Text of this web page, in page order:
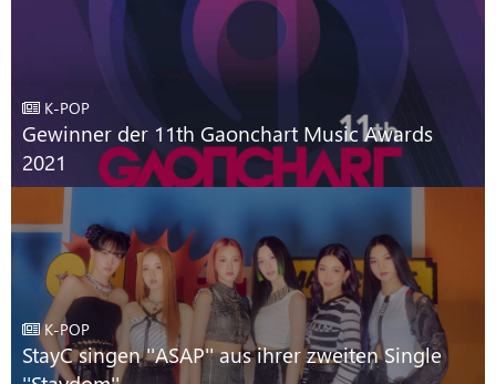
K-POP
Gewinner der 11th Gaonchart Music Awards
2021
K-POP
StayC singen ''ASAP'' aus ihrer zweiten Single